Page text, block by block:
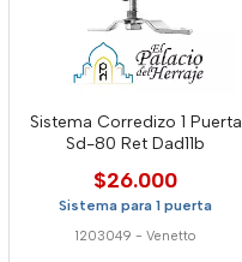
Sistema Corredizo 1 Puerta
Sd-80 Ret Dad11b
$26.000
Sistema para 1 puerta
1203049 - Venetto